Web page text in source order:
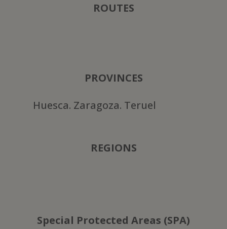
ROUTES
PROVINCES
Huesca. Zaragoza. Teruel
REGIONS
Special Protected Areas (SPA)